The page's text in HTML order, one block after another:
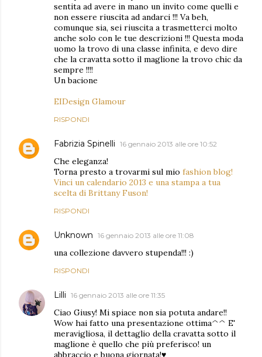
sentita ad avere in mano un invito come quelli e
non essere riuscita ad andarci !!! Va beh,
comunque sia, sei riuscita a trasmetterci molto
anche solo con le tue descrizioni !!! Questa moda
uomo la trovo di una classe infinita, e devo dire
che la cravatta sotto il maglione la trovo chic da
sempre !!!!
Un bacione
EIDesign Glamour
RISPONDI
Fabrizia Spinelli 16 gennaio 2013 alle ore 10:52
Che eleganza!
Torna presto a trovarmi sul mio fashion blog!
Vinci un calendario 2013 e una stampa a tua
scelta di Brittany Fuson!
RISPONDI
Unknown 16 gennaio 2013 alle ore 11:08
una collezione davvero stupenda!!! :)
RISPONDI
Lilli 16 gennaio 2013 alle ore 11:35
Ciao Giusy! Mi spiace non sia potuta andare!!
Wow hai fatto una presentazione ottima^^ E'
meravigliosa, il dettaglio della cravatta sotto il
maglione è quello che più preferisco! un
abbraccio e buona giornata!♥